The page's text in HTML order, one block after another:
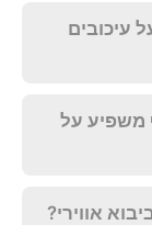
עיכובים
משפיע על
אווירי?